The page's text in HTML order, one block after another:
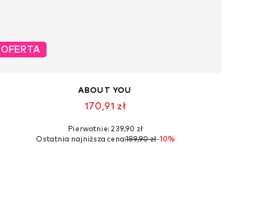
OFERTA
ABOUT YOU
170,91 zł
Dostępne rozmiary: 36, 38, 39, 40, 41
Pierwotnie: 239,90 zł
Ostatnia najniższa cena:189,90 zł-10%